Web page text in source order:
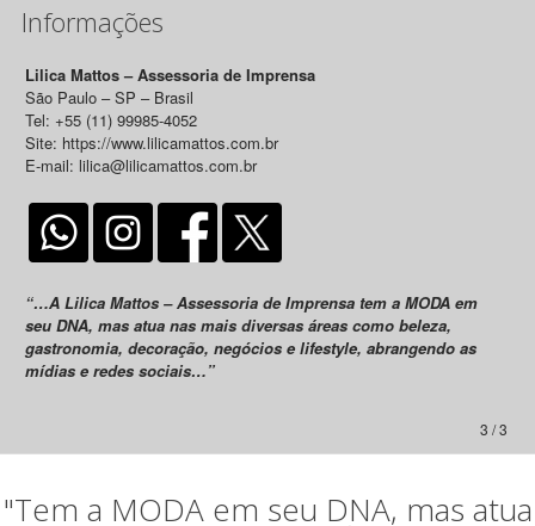
Informações
Lilica Mattos – Assessoria de Imprensa
São Paulo – SP – Brasil
Tel: +55 (11) 99985-4052
Site: https://www.lilicamattos.com.br
E-mail: lilica@lilicamattos.com.br
“…A Lilica Mattos – Assessoria de Imprensa tem a MODA em
seu DNA, mas atua nas mais diversas áreas como beleza,
gastronomia, decoração, negócios e lifestyle, abrangendo as
mídias e redes sociais…”
3 / 3
"Tem a MODA em seu DNA, mas atua